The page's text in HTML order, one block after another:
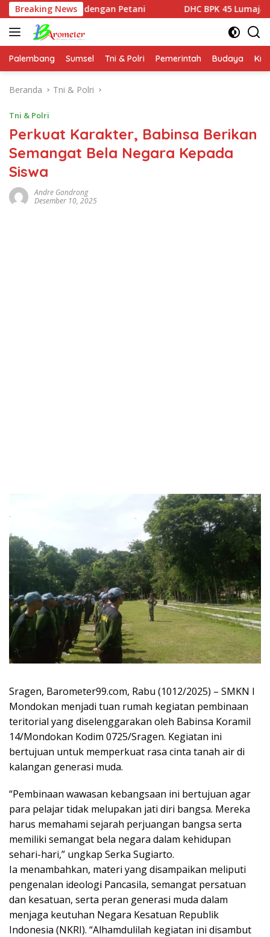
Langsung
ke
konten
Breaking News
dengan Petani DHC BPK 45 Lumajang Gugah
Palembang Sumsel Tni & Polri Pemerintah Budaya
Beranda Tni & Polri
Tni & Polri
Perkuat Karakter, Babinsa Berikan
Semangat Bela Negara Kepada
Siswa
Andre Gondrong
Desember 10, 2025
Sragen, Barometer99.com, Rabu (1012/2025) – SMKN I
Mondokan menjadi tuan rumah kegiatan pembinaan
teritorial yang diselenggarakan oleh Babinsa Koramil
14/Mondokan Kodim 0725/Sragen. Kegiatan ini
bertujuan untuk memperkuat rasa cinta tanah air di
kalangan generasi muda.
“Pembinaan wawasan kebangsaan ini bertujuan agar
para pelajar tidak melupakan jati diri bangsa. Mereka
harus memahami sejarah perjuangan bangsa serta
memiliki semangat bela negara dalam kehidupan
sehari-hari,” ungkap Serka Sugiarto.
Ia menambahkan, materi yang disampaikan meliputi
pengenalan ideologi Pancasila, semangat persatuan
dan kesatuan, serta peran generasi muda dalam
menjaga keutuhan Negara Kesatuan Republik
Indonesia (NKRI). “Alhamdulilah kegiatan ini disambut